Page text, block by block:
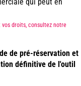
vos droits, consultez notre
de pré-réservation et
définitive de l'outil